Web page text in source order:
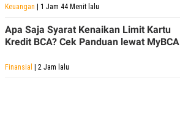
Keuangan | 1 Jam 44 Menit lalu
Apa Saja Syarat Kenaikan Limit Kartu
Kredit BCA? Cek Panduan lewat MyBCA
Finansial | 2 Jam lalu